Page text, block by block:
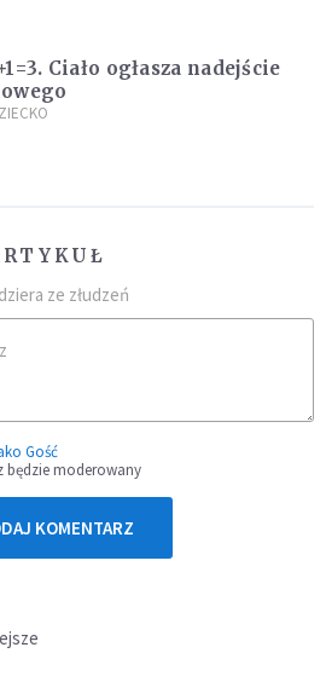
Ciało ogłasza nadejście
ze złudzeń
Gość
będzie moderowany
KOMENTARZ